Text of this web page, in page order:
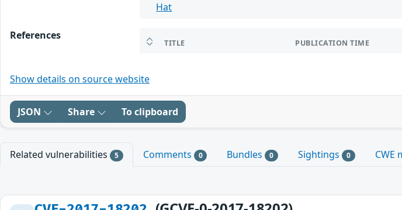
Hat
References
TITLE PUBLICATION TIME
Show details on source website
JSON Share To clipboard
Related vulnerabilities 5 Comments 0 Bundles 0 Sightings 0 CWE